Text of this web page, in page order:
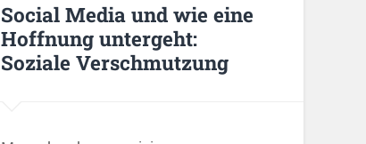
Social Media und wie eine
Hoffnung untergeht:
Soziale Verschmutzung